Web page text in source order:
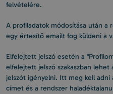
felvételére.
A profiladatok módosítása után a
egy értesítő emailt fog küldeni a
Elfelejtett jelszó esetén a
elfelejtett jelszó szakaszban
jelszót igényelni. Itt meg kell adni
címet és a rendszer